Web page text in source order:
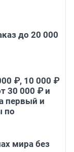
до 20 000
₽, 10 000 ₽
30 000 ₽ и
первый и
по
мира без